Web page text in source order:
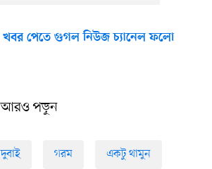
পেতে গুগল নিউজ চ্যানেল ফলো
আরও পড়ুন
দুবাই গরম একটু থামুন